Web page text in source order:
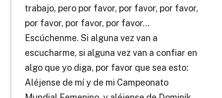
trabajo, pero por favor, por favor, por favor,
por favor, por favor, por favor…
Escúchenme. Si alguna vez van a
escucharme, si alguna vez van a confiar en
algo que yo diga, por favor que sea esto:
Aléjense de mí y de mi Campeonato